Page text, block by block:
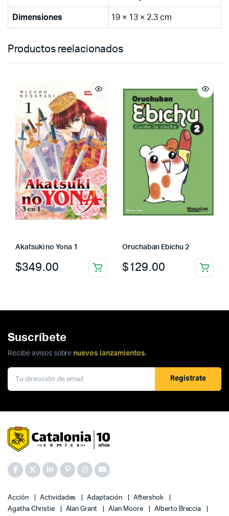
Dimensiones 19 × 13 × 2.3 cm
Productos reelacionados
Akatsuki no Yona 1
$349.00
Oruchaban Ebichu 2
$129.00
Suscríbete
Recibe avisos sobre nuevos lanzamientos.
Registrate
Acción Actividades Adaptación
Aftershok
Agatha Christie
Alan Grant Alan Moore
Alberto Breccia